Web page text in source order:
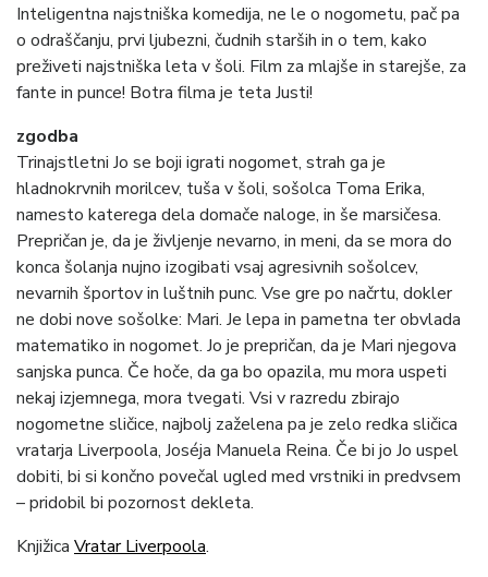
Inteligentna najstniška komedija, ne le o nogometu, pač pa
o odraščanju, prvi ljubezni, čudnih starših in o tem, kako
preživeti najstniška leta v šoli. Film za mlajše in starejše, za
fante in punce! Botra filma je teta Justi!
zgodba
Trinajstletni Jo se boji igrati nogomet, strah ga je
hladnokrvnih morilcev, tuša v šoli, sošolca Toma Erika,
namesto katerega dela domače naloge, in še marsičesa.
Prepričan je, da je življenje nevarno, in meni, da se mora do
konca šolanja nujno izogibati vsaj agresivnih sošolcev,
nevarnih športov in luštnih punc. Vse gre po načrtu, dokler
ne dobi nove sošolke: Mari. Je lepa in pametna ter obvlada
matematiko in nogomet. Jo je prepričan, da je Mari njegova
sanjska punca. Če hoče, da ga bo opazila, mu mora uspeti
nekaj izjemnega, mora tvegati. Vsi v razredu zbirajo
nogometne sličice, najbolj zaželena pa je zelo redka sličica
vratarja Liverpoola, Joséja Manuela Reina. Če bi jo Jo uspel
dobiti, bi si končno povečal ugled med vrstniki in predvsem
– pridobil bi pozornost dekleta.
Knjižica Vratar Liverpoola.